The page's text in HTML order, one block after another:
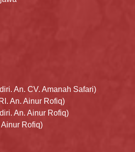
An. CV. Amanah Safari)
An. Ainur Rofiq)
An. Ainur Rofiq)
Rofiq)